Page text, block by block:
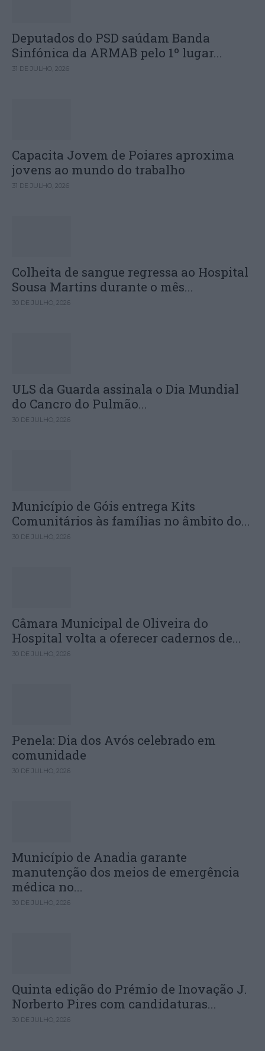
Deputados do PSD saúdam Banda
Sinfónica da ARMAB pelo 1º lugar...
31 DE JULHO, 2026
Capacita Jovem de Poiares aproxima
jovens ao mundo do trabalho
31 DE JULHO, 2026
Colheita de sangue regressa ao Hospital
Sousa Martins durante o mês...
30 DE JULHO, 2026
ULS da Guarda assinala o Dia Mundial
do Cancro do Pulmão...
30 DE JULHO, 2026
Município de Góis entrega Kits
Comunitários às famílias no âmbito do...
30 DE JULHO, 2026
Câmara Municipal de Oliveira do
Hospital volta a oferecer cadernos de...
30 DE JULHO, 2026
Penela: Dia dos Avós celebrado em
comunidade
30 DE JULHO, 2026
Município de Anadia garante
manutenção dos meios de emergência
médica no...
30 DE JULHO, 2026
Quinta edição do Prémio de Inovação J.
Norberto Pires com candidaturas...
30 DE JULHO, 2026